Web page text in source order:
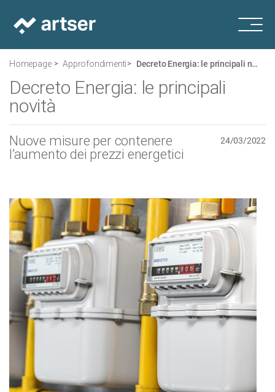
Homepage Approfondimenti Decreto Energia: le principali novità
Decreto Energia: le principali
novità
Nuove misure per contenere
l’aumento dei prezzi energetici
24/03/2022